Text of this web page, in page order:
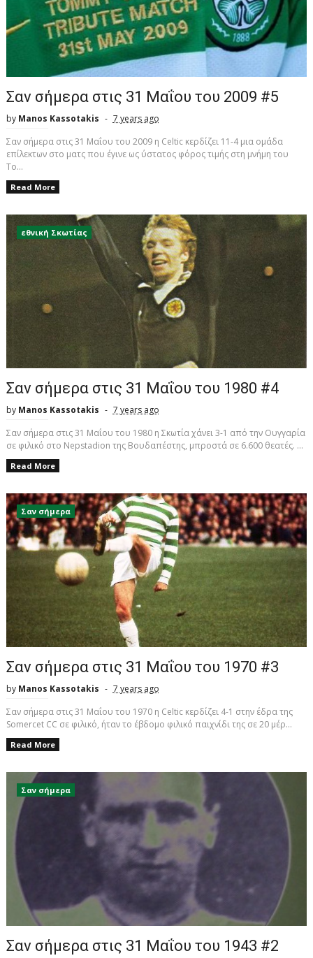
Σαν σήμερα στις 31 Μαΐου του 2009 #5
by Manos Kassotakis
7 years ago
Σαν σήμερα στις 31 Μαΐου του 2009 η Celtic κερδίζει 11-4 μια ομάδα
επίλεκτων στο ματς που έγινε ως ύστατος φόρος τιμής στη μνήμη του
To...
Read More
εθνική Σκωτίας
Σαν σήμερα στις 31 Μαΐου του 1980 #4
by Manos Kassotakis
7 years ago
Σαν σήμερα στις 31 Μαΐου του 1980 η Σκωτία χάνει 3-1 από την Ουγγαρία
σε φιλικό στο Nepstadion της Βουδαπέστης, μπροστά σε 6.600 θεατές. ...
Read More
Σαν σήμερα
Σαν σήμερα στις 31 Μαΐου του 1970 #3
by Manos Kassotakis
7 years ago
Σαν σήμερα στις 31 Μαΐου του 1970 η Celtic κερδίζει 4-1 στην έδρα της
Somercet CC σε φιλικό, ήταν το έβδομο φιλικό παιχνίδι της σε 20 μέρ...
Read More
Σαν σήμερα
Σαν σήμερα στις 31 Μαΐου του 1943 #2